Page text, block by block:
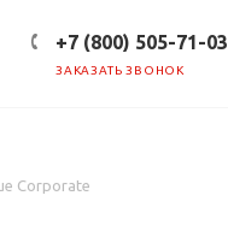
+7 (800) 505-71-03
ЗАКАЗАТЬ ЗВОНОК
Corporate